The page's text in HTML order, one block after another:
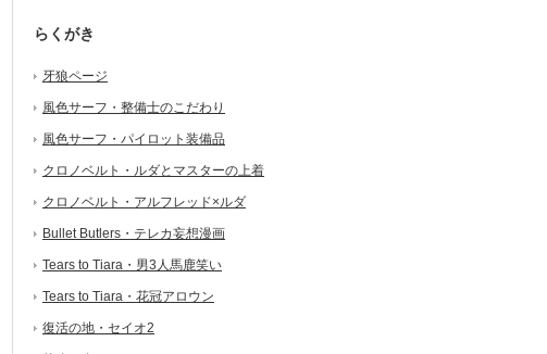
らくがき
牙狼ページ
風色サーフ・整備士のこだわり
風色サーフ・パイロット装備品
クロノベルト・ルダとマスターの上着
クロノベルト・アルフレッド×ルダ
Bullet Butlers・テレカ妄想漫画
Tears to Tiara・男3人馬鹿笑い
Tears to Tiara・花冠アロウン
復活の地・セイオ2